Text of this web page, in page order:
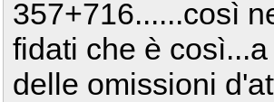
357+716......così
fidati che è
delle omissioni